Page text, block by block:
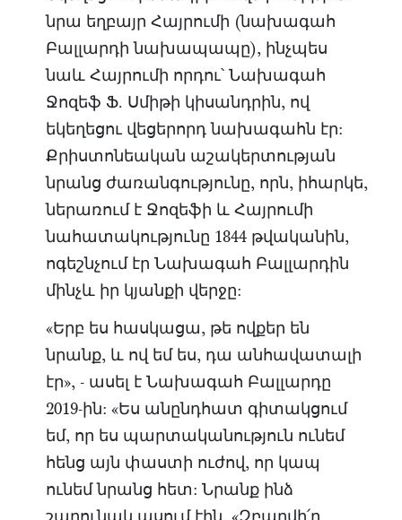
նրա եղբայր Հայրումի (նախագահ
Բալլարդի նախապապը), ինչպես
նաև Հայրումի որդու՝ Նախագահ
Ջոզեֆ Ֆ. Սմիթի կիսանդրին, ով
եկեղեցու վեցերորդ նախագահն էր:
Քրիստոնեական աշակերտության
նրանց ժառանգությունը, որն, իհարկե,
ներառում է Ջոզեֆի և Հայրումի
նահատակությունը 1844 թվականին,
ոգեշնչում էր Նախագահ Բալլարդին
մինչև իր կյանքի վերջը:
«Երբ ես հասկացա, թե ովքեր են
նրանք, և ով եմ ես, դա անհավատալի
էր», - ասել է Նախագահ Բալլարդը
2019-ին: «Ես անընդհատ գիտակցում
եմ, որ ես պարտականություն ունեմ
հենց այն փաստի ուժով, որ կապ
ունեմ նրանց հետ: Նրանք ինձ